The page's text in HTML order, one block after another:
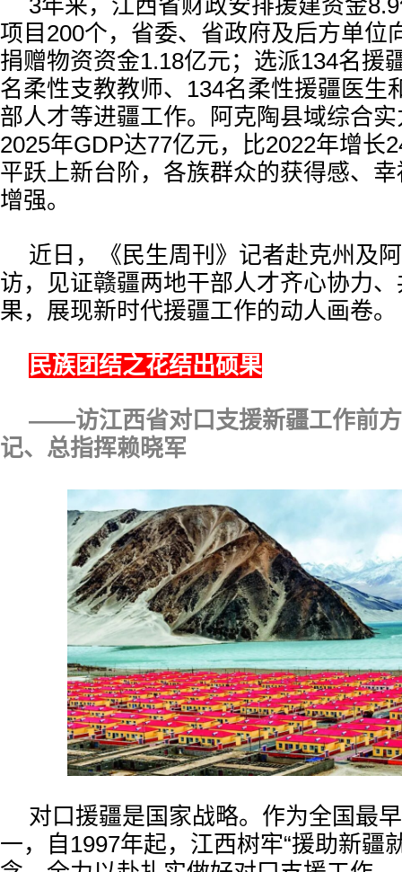
3年来，江西省财政安排援建资金
项目200个，省委、省政府及后方单位
捐赠物资资金1.18亿元；选派134名援
名柔性支教教师、134名柔性援疆医生
部人才等进疆工作。阿克陶县域综合
2025年GDP达77亿元，比2022年增长
平跃上新台阶，各族群众的获得感、
增强。
近日，《民生周刊》记者赴克州及
访，见证赣疆两地干部人才齐心协力
果，展现新时代援疆工作的动人画卷。
民族团结之花结出硕果
——访江西省对口支援新疆工作前
记、总指挥赖晓军
对口援疆是国家战略。作为全国最
一，自1997年起，江西树牢“援助新疆